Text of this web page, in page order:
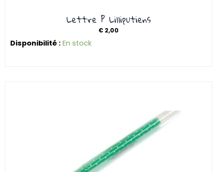
Lettre P Lilliputiens
€ 2,00
Disponibilité : En stock